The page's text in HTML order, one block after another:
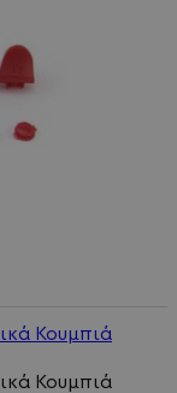
Κουμπιά
Κουμπιά